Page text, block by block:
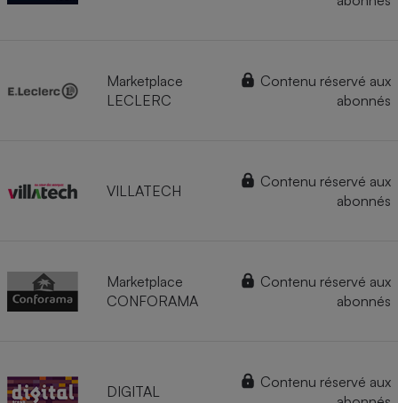
Marketplace
LECLERC
Contenu réservé aux
abonnés
VILLATECH
Contenu réservé aux
abonnés
Marketplace
CONFORAMA
Contenu réservé aux
abonnés
DIGITAL
Contenu réservé aux